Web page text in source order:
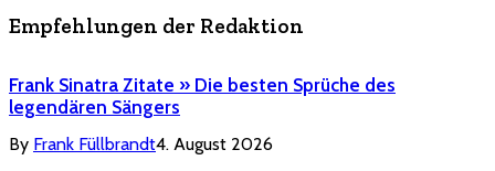
Empfehlungen der Redaktion
Frank Sinatra Zitate » Die besten Sprüche des
legendären Sängers
By Frank Füllbrandt4. August 2026